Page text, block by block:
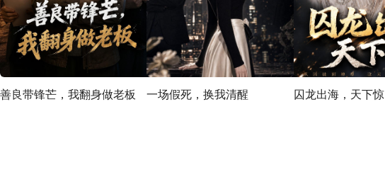
善良带锋芒，我翻身做老板 一场假死，换我清醒 囚龙出海，天下惊